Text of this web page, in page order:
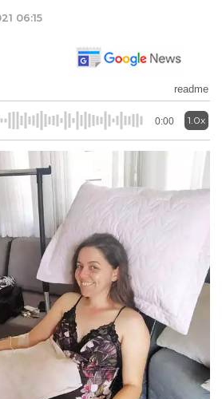
06:15
readme
0:00 1.0x